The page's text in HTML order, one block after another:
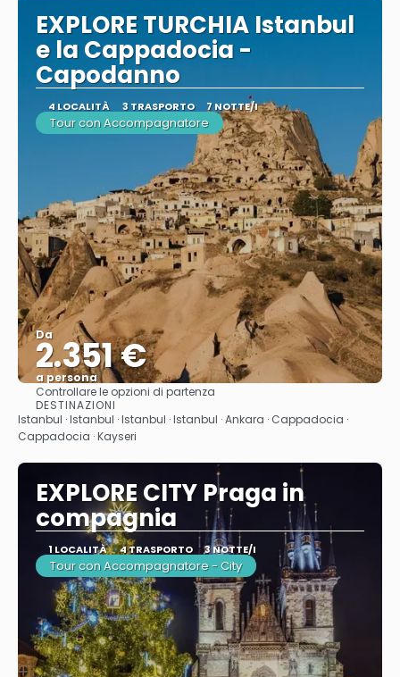
EXPLORE TURCHIA Istanbul
e la Cappadocia -
Capodanno
4 LOCALITÀ 3 TRASPORTO 7 NOTTE/I
Tour con Accompagnatore
Da
2.351 €
a persona
Vedere
Controllare le opzioni di partenza
DESTINAZIONI
Istanbul · Istanbul · Istanbul · Istanbul · Ankara · Cappadocia ·
Cappadocia · Kayseri
EXPLORE CITY Praga in
compagnia
1 LOCALITÀ 4 TRASPORTO 3 NOTTE/I
Tour con Accompagnatore - City